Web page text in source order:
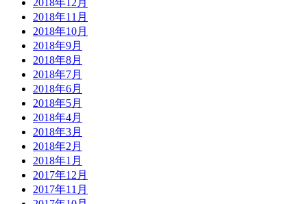
2018年12月
2018年11月
2018年10月
2018年9月
2018年8月
2018年7月
2018年6月
2018年5月
2018年4月
2018年3月
2018年2月
2018年1月
2017年12月
2017年11月